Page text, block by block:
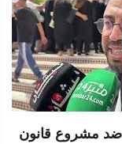
ضد مشروع قانون